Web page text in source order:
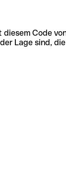
diesem Code
Lage sind,